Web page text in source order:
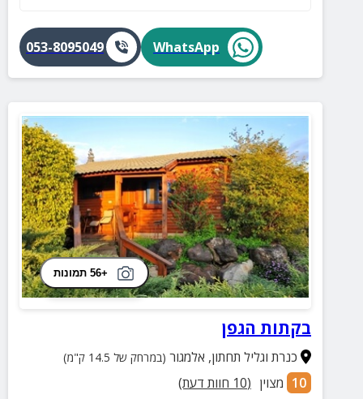
WhatsApp
053-8095049
+56 תמונות
בקתות הגפן
כנרת וגליל תחתון, אלמגור (במרחק של 14.5 ק"מ)
10 מצוין (
10 חוות דעת)